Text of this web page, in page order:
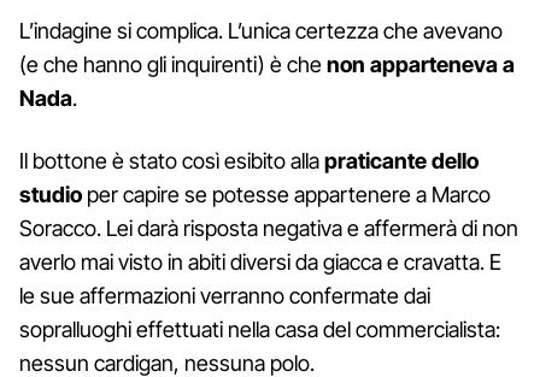
L’indagine si complica. L’unica certezza che avevano
(e che hanno gli inquirenti) è chenon apparteneva a
Nada.
Il bottone è stato così esibito allapraticante dello
studio per capire se potesse appartenere a Marco
Soracco. Lei darà risposta negativa e affermerà di non
averlo mai visto in abiti diversi da giacca e cravatta. E
le sue affermazioni verranno confermate dai
sopralluoghi effettuati nella casa del commercialista:
nessun cardigan, nessuna polo.